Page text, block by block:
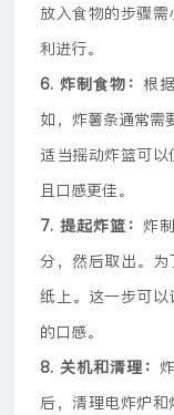
放入食物的步骤
利进行。
6. 炸制食物： 根
如，炸薯条通常需
适当摇动炸篮可
且口感更佳。
7. 提起炸篮： 炸
分，然后取出。
纸上。这一步可
的口感。
8. 关机和清理：
后，清理电炸炉